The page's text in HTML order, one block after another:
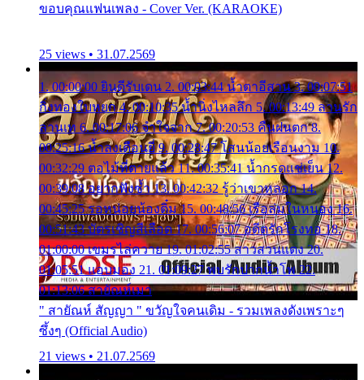
ขอบคุณแฟนเพลง - Cover Ver. (KARAOKE)
25 views • 31.07.2569
1. 00:00:00 ยินดีรับเดน 2. 00:03:44 น้ำตาอีสาน 3. 00:07:51
กิ่งทองใบหยก 4. 00:10:35 น้ำนิ่งไหลลึก 5. 00:13:49 ลานรัก
ลานเท 6. 00:17:06 จำใจจาก 7. 00:20:53 คืนฝนตก 8.
00:25:16 น้ำลงเดือนยี่ 9. 00:28:47 โสนน้อยเรือนงาม 10.
00:32:29 ตอไม้ที่ตายแล้ว 11. 00:35:41 น้ำกรดแช่เย็น 12.
00:39:08 อยากฟังซ้ำ 13. 00:42:32 รู้ว่าเขาหลอก 14.
00:45:25 รอหน่อยน้องติ๋ม 15. 00:48:56 เรือล่มในหนอง 16.
00:51:43 บัตรเชิญสีเลือด 17. 00:56:07 อดีตรักโรงทอ 18.
01:00:00 เขมรไล่ควาย 19. 01:02:55 สาวสวนแตง 20.
01:05:51 แอบมอง 21. 01:09:27 พบรักปากน้ำโพ 22.
01:13:06 สายัณห์เมา
" สายัณห์ สัญญา " ขวัญใจคนเดิม - รวมเพลงดังเพราะๆ
ซึ้งๆ (Official Audio)
21 views • 21.07.2569